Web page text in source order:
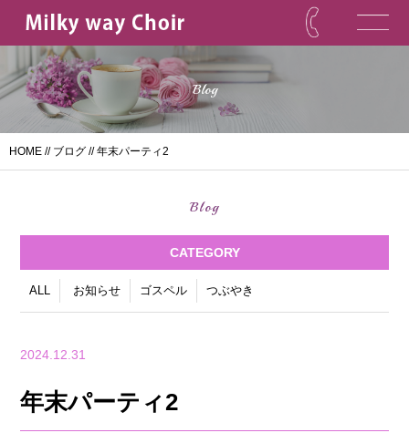
Blog
HOME // ブログ // 年末パーティ2
Blog
CATEGORY
ALL お知らせ ゴスペル つぶやき
2024.12.31
年末パーティ2